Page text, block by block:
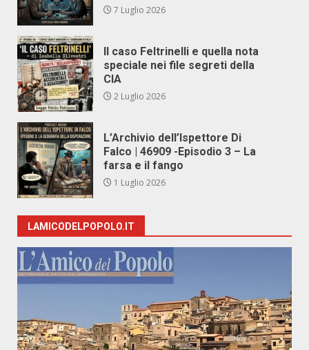
7 Luglio 2026
Il caso Feltrinelli e quella nota
speciale nei file segreti della
CIA
2 Luglio 2026
L’Archivio dell’Ispettore Di
Falco | 46909 -Episodio 3 – La
farsa e il fango
1 Luglio 2026
LAMICODELPOPOLO.IT